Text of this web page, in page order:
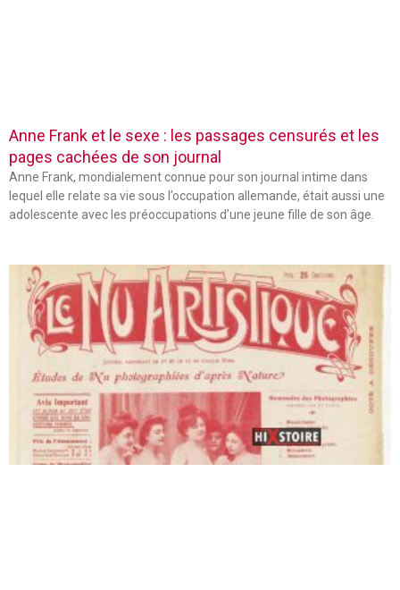
Anne Frank et le sexe : les passages censurés et les
pages cachées de son journal
Anne Frank, mondialement connue pour son journal intime dans
lequel elle relate sa vie sous l’occupation allemande, était aussi une
adolescente avec les préoccupations d’une jeune fille de son âge.